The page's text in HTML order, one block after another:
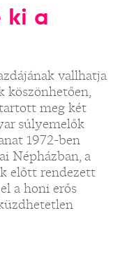
ki a
vallhatja
köszönhetően,
meg két
súlyemelők
1972-ben
Népházban, a
előtt rendezett
a honi erős